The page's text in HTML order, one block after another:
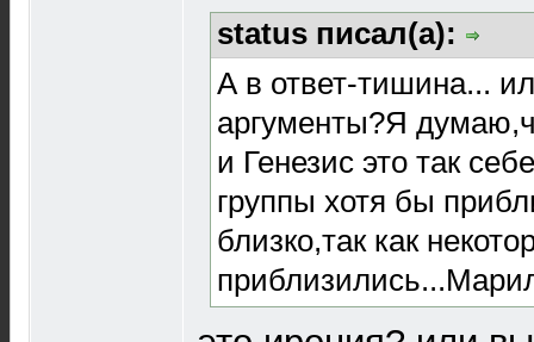
status писал(а):
А в ответ-тишина...
аргументы?Я
и Генезис это так
группы хотя бы
близко,так как